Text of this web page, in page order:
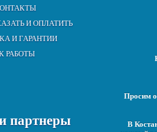
И ОПЛАТИТЬ
И ГАРАНТИИ
РАБОТЫ
Просим
В